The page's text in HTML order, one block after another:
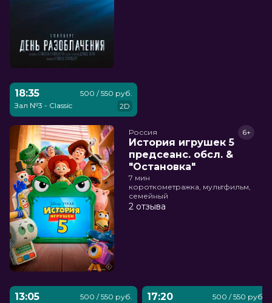
18:35
Зал №3 - Classic
500 / 550 руб.
2D
Россия
История игрушек 5
предсеанс. обсл. &
"Остановка"
6+
7 мин
короткометражка, мультфильм,
семейный
2 отзыва
13:05 500 / 550 руб. 17:20 500 / 550 руб.